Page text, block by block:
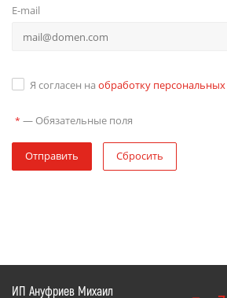
E-mail
Я согласен на обработку
* — Обязательные поля
Отправить Сбросить
ИП Ануфриев Михаил